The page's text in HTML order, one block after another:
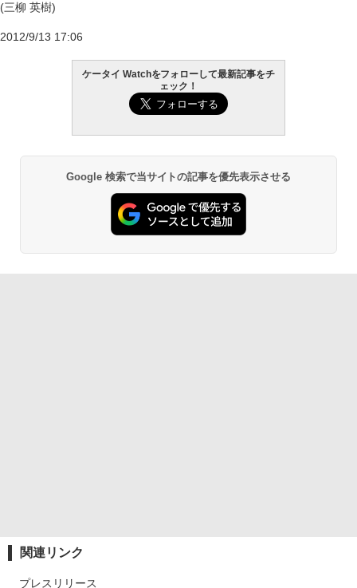
(三柳 英樹)
2012/9/13 17:06
ケータイ Watchをフォローして最新記事をチ
ェック！
Google 検索で当サイトの記事を優先表示させる
関連リンク
プレスリリース